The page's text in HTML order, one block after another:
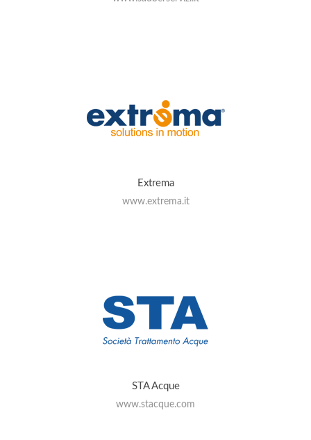
Extrema
www.extrema.it
STA Acque
www.stacque.com